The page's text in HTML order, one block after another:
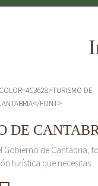
DE
Gobierno de Cantabria,
turística que necesitas.